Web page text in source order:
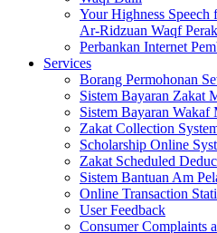
Your Highness Speech
Ar-Ridzuan Waqf Perak
Perbankan Internet
Services
Borang Permohonan
Sistem Bayaran Zakat
Sistem Bayaran
Zakat Collection
Scholarship Online
Zakat Scheduled
Sistem Bantuan Am
Online Transaction
User Feedback
Consumer Complaints